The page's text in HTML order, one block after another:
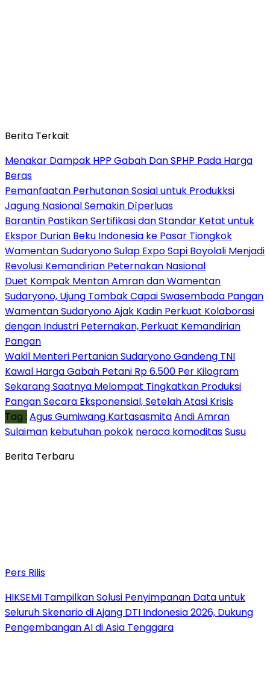
Berita Terkait
Menakar Dampak HPP Gabah Dan SPHP Pada Harga
Beras
Pemanfaatan Perhutanan Sosial untuk Produkksi
Jagung Nasional Semakin Dìperluas
Barantin Pastikan Sertifikasi dan Standar Ketat untuk
Ekspor Durian Beku Indonesia ke Pasar Tiongkok
Wamentan Sudaryono Sulap Expo Sapi Boyolali Menjadi
Revolusi Kemandirian Peternakan Nasional
Duet Kompak Mentan Amran dan Wamentan
Sudaryono, Ujung Tombak Capai Swasembada Pangan
Wamentan Sudaryono Ajak Kadin Perkuat Kolaborasi
dengan Industri Peternakan, Perkuat Kemandirian
Pangan
Wakil Menteri Pertanian Sudaryono Gandeng TNI
Kawal Harga Gabah Petani Rp 6.500 Per Kilogram
Sekarang Saatnya Melompat Tingkatkan Produksi
Pangan Secara Eksponensial, Setelah Atasi Krisis
Tag : Agus Gumiwang KartasasmitaAndi Amran
Sulaiman kebutuhan pokok neraca komoditasSusu
Berita Terbaru
Pers Rilis
HIKSEMI Tampilkan Solusi Penyimpanan Data untuk
Seluruh Skenario di Ajang DTI Indonesia 2026, Dukung
Pengembangan AI di Asia Tenggara